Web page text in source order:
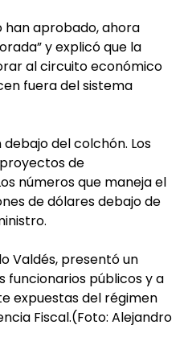
han aprobado, ahora
y explicó que la
al circuito económico
fuera del sistema
debajo del colchón. Los
de
números que maneja el
de dólares debajo de
Valdés, presentó un
funcionarios públicos y a
expuestas del régimen
Fiscal.(Foto: Alejandro